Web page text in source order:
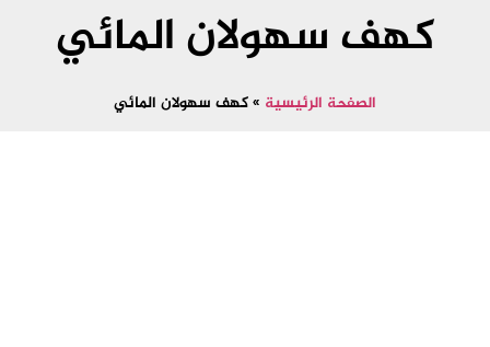
كهف سهولان المائي
الصفحة الرئيسية »كهف سهولان المائي